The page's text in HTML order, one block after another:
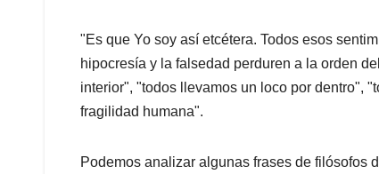
"Es que Yo soy así etcétera. Todos esos
hipocresía y la falsedad perduren a la orden
interior", "todos llevamos un loco por dentro",
fragilidad humana".
Podemos analizar algunas frases de filósofos